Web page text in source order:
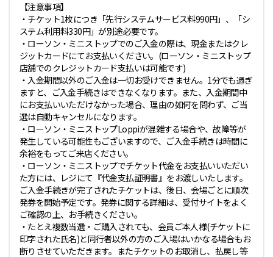
【注意事項】
・チケット1枚につき「先行システムサービス料990円」、「シ
ステム利用料330円」が別途必要です。
・ローソン・ミニストップでのご入金の際は、現金またはクレ
ジットカードにてお支払いください。(ローソン・ミニストップ
店舗でのクレジットカード支払いは可能です)
・入金期間以外のご入金は一切お受けできません。1分でも過ぎ
ますと、ご入金手続きはできなくなります。また、入金期間中
にお支払いいただけなかった場合、理由の如何を問わず、ご当
選は自動キャンセルになります。
・ローソン・ミニストップLoppiが混雑する場合や、故障等が
発生している可能性もございますので、ご入金手続きは時間に
余裕をもってご来店ください。
・ローソン・ミニストップでチケット代金をお支払いいただい
た方には、レジにて『代金支払証明書』をお渡しいたします。
ご入金手続きが完了されたチケットは、後日、会場ごとに順次
発券を開始予定です。発券に関する詳細は、受付サイトをよく
ご確認の上、お手続きください。
・たとえ複数当選・ご購入されても、会員ご本人様(チケットに
印字された氏名)と同行者以外の方のご入場はいかなる場合もお
断りさせていただきます。またチケットのお取消し、払戻し等